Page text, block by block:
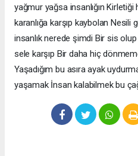
yağmur yağsa insanlığın
karanlığa karşıp kaybolan Nesili
insanlık nerede şimdi Bir sis
sele karşıp Bir daha hiç
Yaşadığım bu asıra ayak
yaşamak İnsan kalabilmek bu